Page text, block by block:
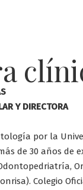
Y DIRECTORA
por la
de 30 años de
Colegio